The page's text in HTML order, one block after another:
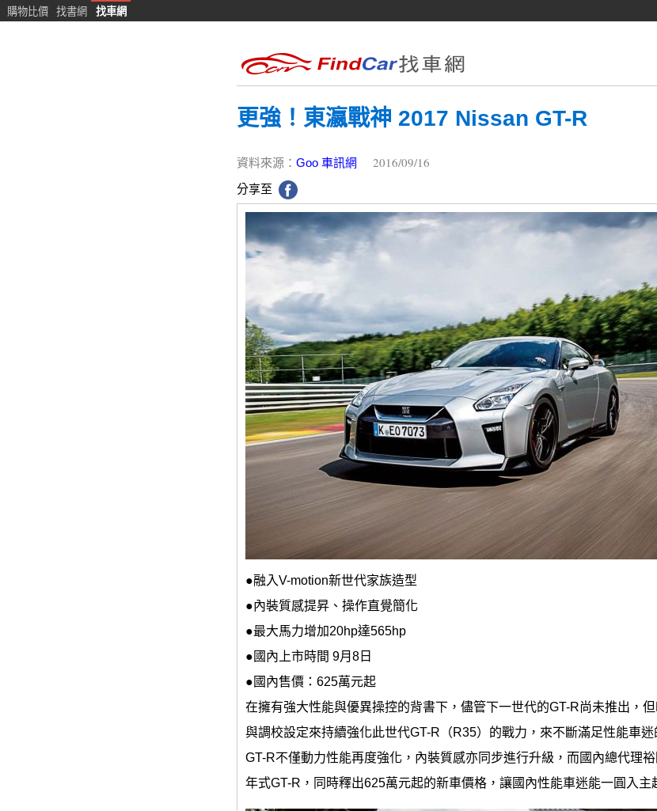
購物比價 找書網 找車網
更強！東瀛戰神 2017 Nissan GT-R
資料來源： Goo 車訊網 2016/09/16
分享至
●融入V-motion新世代家族造型
●內裝質感提昇、操作直覺簡化
●最大馬力增加20hp達565hp
●國內上市時間 9月8日
●國內售價：625萬元起
在擁有強大性能與優異操控的背書下，儘管下一世代的GT-R尚未推出，
與調校設定來持續強化此世代GT-R（R35）的戰力，來不斷滿足性能車
GT-R不僅動力性能再度強化，內裝質感亦同步進行升級，而國內總代理
年式GT-R，同時釋出625萬元起的新車價格，讓國內性能車迷能一圓入主